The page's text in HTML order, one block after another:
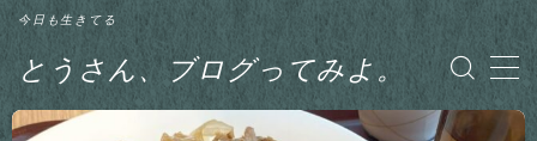
とうさん、ブログってみよ。
今日も生きてる
MENU